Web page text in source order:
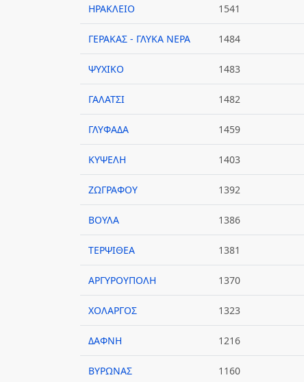
ΗΡΑΚΛΕΙΟ 1541
ΓΕΡΑΚΑΣ - ΓΛΥΚΑ ΝΕΡΑ 1484
ΨΥΧΙΚΟ 1483
ΓΑΛΑΤΣΙ 1482
ΓΛΥΦΑΔΑ 1459
ΚΥΨΕΛΗ 1403
ΖΩΓΡΑΦΟΥ 1392
ΒΟΥΛΑ 1386
ΤΕΡΨΙΘΕΑ 1381
ΑΡΓΥΡΟΥΠΟΛΗ 1370
ΧΟΛΑΡΓΟΣ 1323
ΔΑΦΝΗ 1216
ΒΥΡΩΝΑΣ 1160